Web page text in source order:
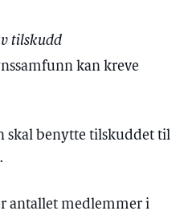
tilskudd
kan kreve
skal benytte tilskuddet til
antallet medlemmer i